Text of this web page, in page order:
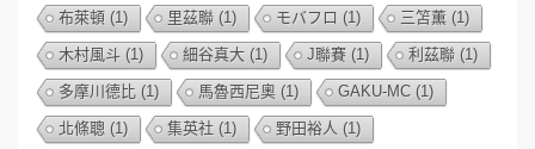
布萊頓 (1) 里茲聯 (1) モバフロ (1) 三笘薫 (1)
木村風斗 (1) 細谷真大 (1) J聯賽 (1) 利茲聯 (1)
多摩川德比 (1) 馬魯西尼奧 (1) GAKU-MC (1)
北條聰 (1) 集英社 (1) 野田裕人 (1)